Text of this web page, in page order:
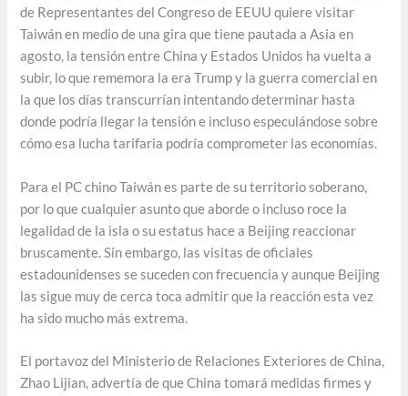
de Representantes del Congreso de EEUU quiere visitar
Taiwán en medio de una gira que tiene pautada a Asia en
agosto, la tensión entre China y Estados Unidos ha vuelta a
subir, lo que rememora la era Trump y la guerra comercial en
la que los días transcurrían intentando determinar hasta
donde podría llegar la tensión e incluso especulándose sobre
cómo esa lucha tarifaria podría comprometer las economías.
Para el PC chino Taiwán es parte de su territorio soberano,
por lo que cualquier asunto que aborde o incluso roce la
legalidad de la isla o su estatus hace a Beijing reaccionar
bruscamente. Sin embargo, las visitas de oficiales
estadounidenses se suceden con frecuencia y aunque Beijing
las sigue muy de cerca toca admitir que la reacción esta vez
ha sido mucho más extrema.
El portavoz del Ministerio de Relaciones Exteriores de China,
Zhao Lijian, advertía de que China tomará medidas firmes y